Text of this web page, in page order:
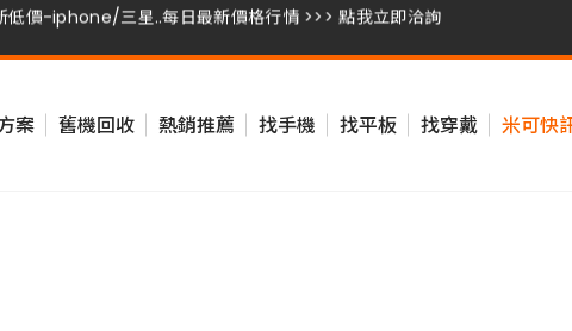
低價-iphone/三星..每日最新價格行情 >>> 點我立即洽詢
低價-iphone/三星..每日最新價格行情 >>> 點我立即洽詢
案 舊機回收 熱銷推薦 找手機 找平板 找穿戴 米可快